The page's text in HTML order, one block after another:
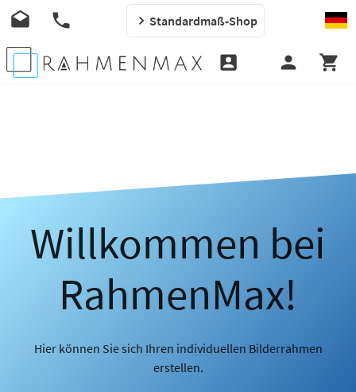
Standardmaß-Shop
Willkommen bei
RahmenMax!
Hier können Sie sich Ihren individuellen Bilderrahmen
erstellen.